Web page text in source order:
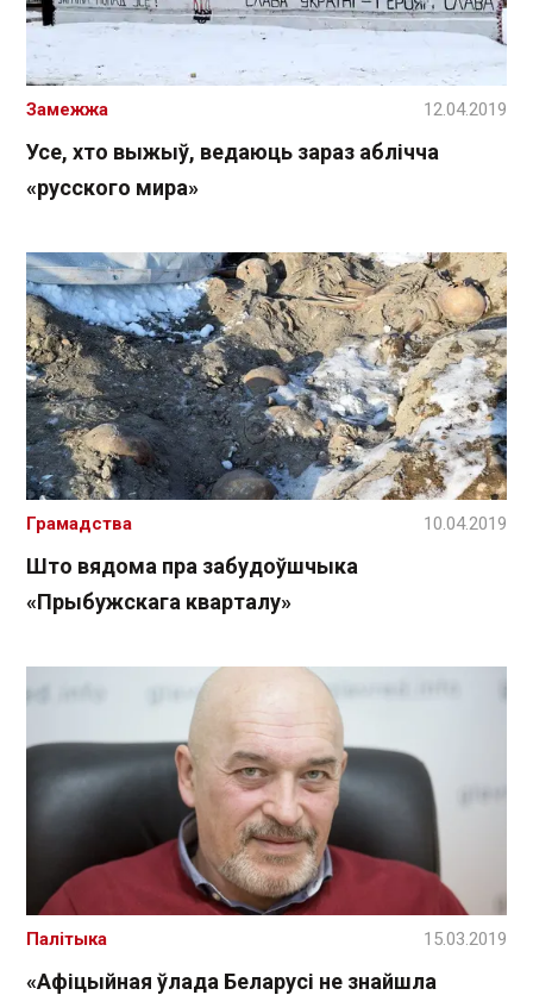
Усе, хто выжыў, ведаюць зараз аблічча
«русского мира»
Замежжа 12.04.2019
Што вядома пра забудоўшчыка
«Прыбужскага кварталу»
Грамадства 10.04.2019
«Афіцыйная ўлада Беларусі не знайшла
Палітыка 15.03.2019